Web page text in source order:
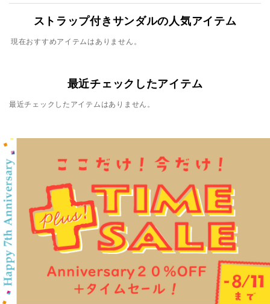
ストラップ付きサンダルの人気アイテム
現在おすすめアイテムはありません。
最近チェックしたアイテム
最近チェックしたアイテムはありません。